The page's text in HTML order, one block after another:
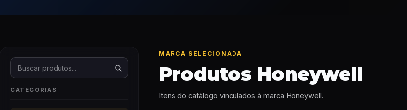
Buscar produtos
CATEGORIAS
MARCA SELECIONADA
Produtos Honeywell
Itens do catálogo vinculados à marca Honeywell.